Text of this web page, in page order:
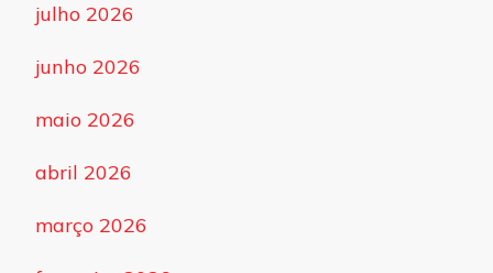
julho 2026
junho 2026
maio 2026
abril 2026
março 2026